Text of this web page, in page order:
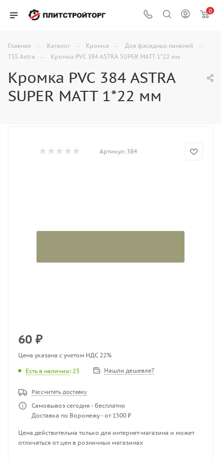
0
Главная — Каталог — Кромка — Для фасадных панелей —
TSS Astra — Кромка PVC 384 ASTRA SUPER MATT 1*22 мм
Кромка PVC 384 ASTRA
SUPER MATT 1*22 мм
Артикул: 384
60 ₽
Цена указана с учетом НДС 22%
Есть в наличии: 23 Нашли дешевле?
Рассчитать доставку
Самовывоз сегодня - бесплатно
Доставка по Воронежу - от 1500 ₽
Цена действительна только для интернет-магазина и может
отличаться от цен в розничных магазинах